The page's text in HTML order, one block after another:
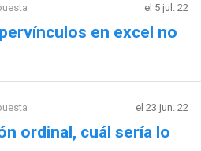
el 5 jul. 22
en excel no
el 23 jun. 22
ordinal, cuál sería lo